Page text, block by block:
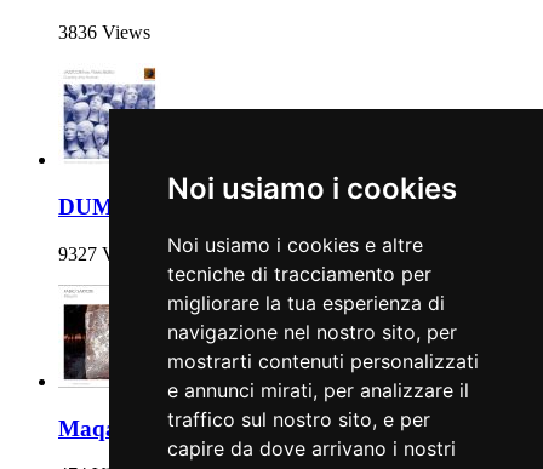
Noi usiamo i cookies
Noi usiamo i cookies e altre
tecniche di tracciamento per
migliorare la tua esperienza di
navigazione nel nostro sito, per
mostrarti contenuti personalizzati
e annunci mirati, per analizzare il
traffico sul nostro sito, e per
capire da dove arrivano i nostri
3836 Views
DUMMY AND HUMAN
9327 Views
Maqam